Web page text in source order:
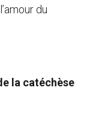
du
la catéchèse